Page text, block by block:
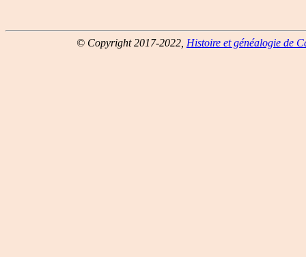
© Copyright 2017-2022, Histoire et généalogie de